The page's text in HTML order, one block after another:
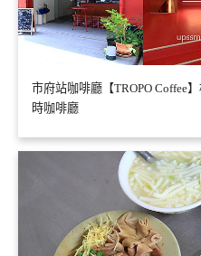
市府站咖啡廳【TROPO Coffee
時咖啡廳